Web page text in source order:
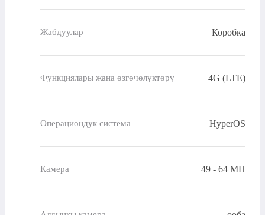
Жабдуулар Коробка
Функциялары жана өзгөчөлүктөрү 4G (LTE)
Операциондук система HyperOS
Камера 49 - 64 МП